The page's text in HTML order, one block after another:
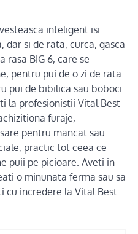
inteligent isi
dar si de rata, curca, gasca
rasa BIG 6, care se
pentru pui de o zi de rata
pui de bibilica sau boboci
la profesionistii Vital Best
furaje,
pentru mancat sau
practic tot ceea ce
puii pe picioare. Aveti in
o minunata ferma sau sa
cu incredere la Vital Best